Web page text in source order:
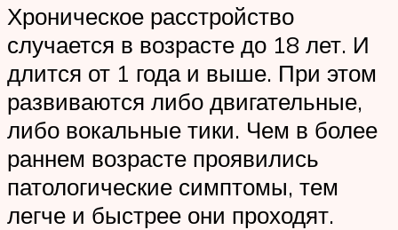
Хроническое расстройство
случается в возрасте до 18 лет. И
длится от 1 года и выше. При этом
развиваются либо двигательные,
либо вокальные тики. Чем в более
раннем возрасте проявились
патологические симптомы, тем
легче и быстрее они проходят.